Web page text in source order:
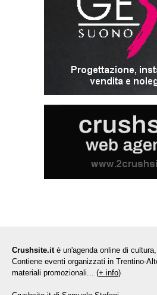
Crushsite.it è un'agenda online di
Contiene eventi organizzati in Trentino-
materiali promozionali... (+ info)